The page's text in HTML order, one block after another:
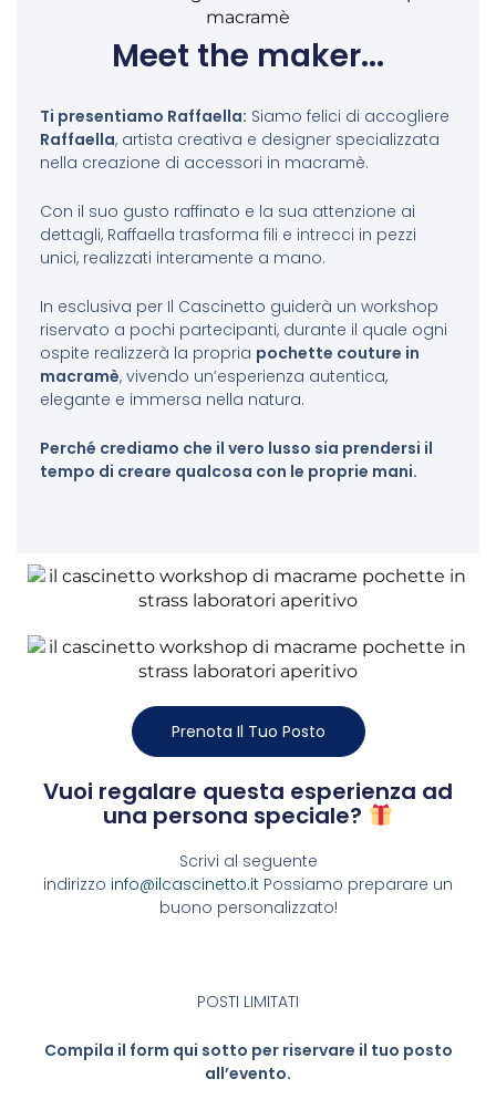
Meet the maker...
Ti presentiamo Raffaella: Siamo felici di accogliere
Raffaella, artista creativa e designer specializzata
nella creazione di accessori in macramè.
Con il suo gusto raffinato e la sua attenzione ai
dettagli, Raffaella trasforma fili e intrecci in pezzi
unici, realizzati interamente a mano.
In esclusiva per Il Cascinetto guiderà un workshop
riservato a pochi partecipanti, durante il quale ogni
ospite realizzerà la propria pochette couture in
macramè, vivendo un’esperienza autentica,
elegante e immersa nella natura.
Perché crediamo che il vero lusso sia prendersi il
tempo di creare qualcosa con le proprie mani.
Prenota Il Tuo Posto
Vuoi regalare questa esperienza ad
una persona speciale?
Scrivi al seguente
indirizzo info@ilcascinetto.it Possiamo preparare un
buono personalizzato!
POSTI LIMITATI
Compila il form qui sotto per riservare il tuo posto
all’evento.